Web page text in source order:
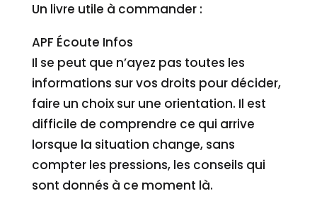
Un livre utile à commander :
APF Écoute Infos
Il se peut que n’ayez pas toutes les
informations sur vos droits pour décider,
faire un choix sur une orientation. Il est
difficile de comprendre ce qui arrive
lorsque la situation change, sans
compter les pressions, les conseils qui
sont donnés à ce moment là.